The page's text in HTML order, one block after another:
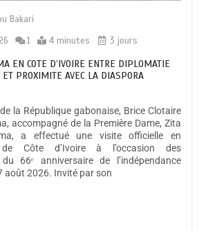
Bakari
1 4 minutes 3 jours
EN COTE D’IVOIRE ENTRE DIPLOMATIE
ET PROXIMITE AVEC LA DIASPORA
la République gabonaise, Brice Clotaire
accompagné de la Première Dame, Zita
a effectué une visite officielle en
de Côte d’Ivoire à l’occasion des
66ᵉ anniversaire de l’indépendance
août 2026. Invité par son